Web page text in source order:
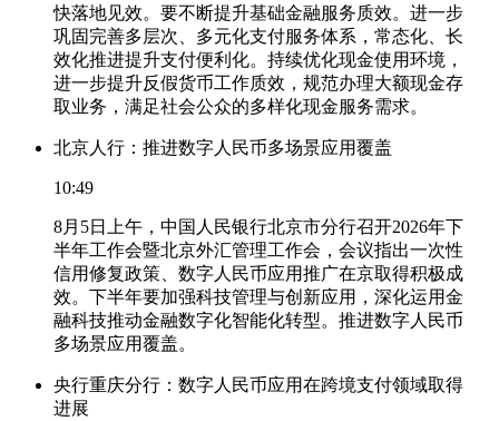
快落地见效。要不断提升基础金融服务质效。进一步
巩固完善多层次、多元化支付服务体系，常态化、长
效化推进提升支付便利化。持续优化现金使用环境，
进一步提升反假货币工作质效，规范办理大额现金存
取业务，满足社会公众的多样化现金服务需求。
北京人行：推进数字人民币多场景应用覆盖
10:49
8月5日上午，中国人民银行北京市分行召开2026年下
半年工作会暨北京外汇管理工作会，会议指出一次性
信用修复政策、数字人民币应用推广在京取得积极成
效。下半年要加强科技管理与创新应用，深化运用金
融科技推动金融数字化智能化转型。推进数字人民币
多场景应用覆盖。
央行重庆分行：数字人民币应用在跨境支付领域取得
进展